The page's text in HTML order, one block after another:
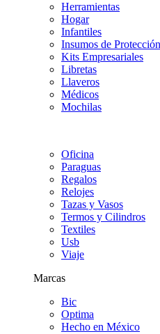
Herramientas
Hogar
Infantiles
Insumos de Protección
Kits Empresariales
Libretas
Llaveros
Médicos
Mochilas
Oficina
Paraguas
Regalos
Relojes
Tazas y Vasos
Termos y Cilindros
Textiles
Usb
Viaje
Marcas
Bic
Optima
Hecho en México